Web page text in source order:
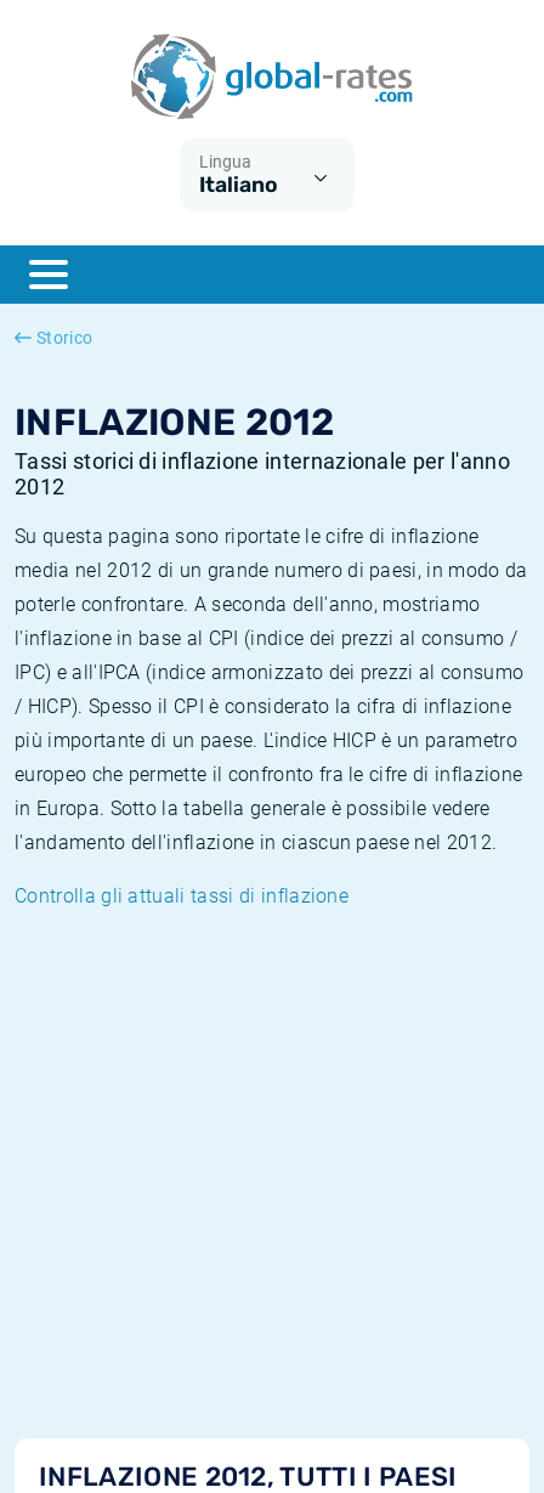
Lingua
Italiano
Storico
INFLAZIONE 2012
Tassi storici di inflazione internazionale per l'anno
2012
Su questa pagina sono riportate le cifre di inflazione
media nel 2012 di un grande numero di paesi, in modo da
poterle confrontare. A seconda dell'anno, mostriamo
l'inflazione in base al CPI (indice dei prezzi al consumo /
IPC) e all'IPCA (indice armonizzato dei prezzi al consumo
/ HICP). Spesso il CPI è considerato la cifra di inflazione
più importante di un paese. L'indice HICP è un parametro
europeo che permette il confronto fra le cifre di inflazione
in Europa. Sotto la tabella generale è possibile vedere
l'andamento dell'inflazione in ciascun paese nel 2012.
Controlla gli attuali tassi di inflazione
INFLAZIONE 2012, TUTTI I PAESI
ESTER
SONIA
Cos'è l'inflazione CPI?
Cos'è l'inflazione HICP?
Inflazione Italia
Inflazione Stati Uniti
Tassi storici Euribor
Tassi storici di SONIA
Tassi storici di TONAR
Calcolatore dell’inflazione